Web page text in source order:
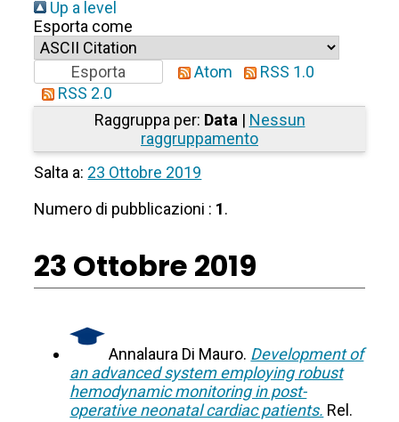
Up a level
Esporta come
Atom
RSS 1.0
RSS 2.0
Raggruppa per: Data| Nessun
raggruppamento
Salta a: 23 Ottobre 2019
Numero di pubblicazioni : 1.
23 Ottobre 2019
Annalaura Di Mauro. Development of
an advanced system employing robust
hemodynamic monitoring in post-
operative neonatal cardiac patients. Rel.